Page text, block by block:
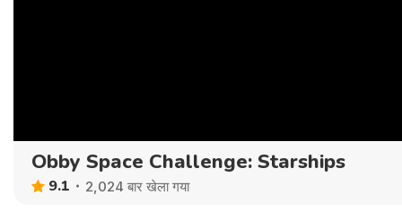
Obby Space Challenge: Starships
9.1 2,024 बार खेला गया